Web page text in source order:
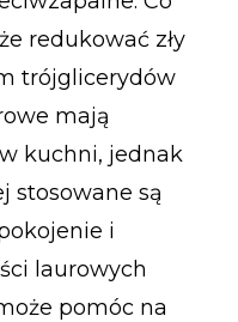
redukować zły
trójglicerydów
mają
kuchni, jednak
stosowane są
i
laurowych
pomóc na